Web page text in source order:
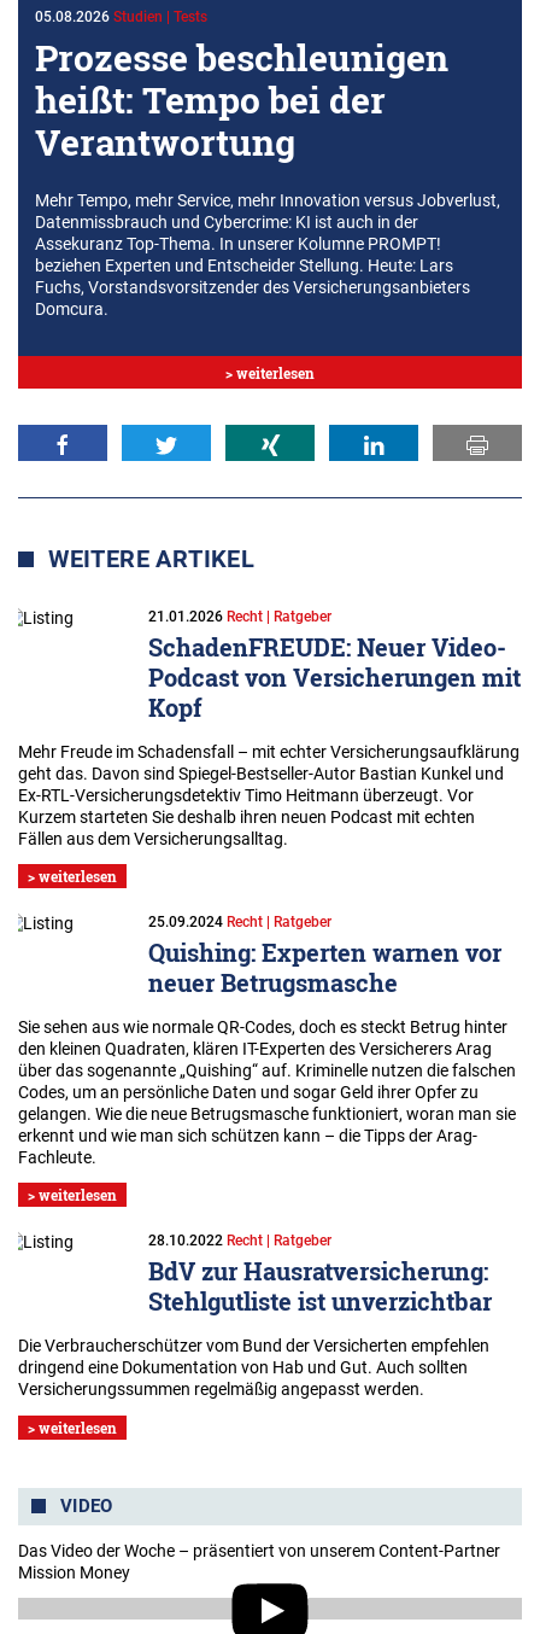
05.08.2026 Studien | Tests
Prozesse beschleunigen
heißt: Tempo bei der
Verantwortung
Mehr Tempo, mehr Service, mehr Innovation versus Jobverlust,
Datenmissbrauch und Cybercrime: KI ist auch in der
Assekuranz Top-Thema. In unserer Kolumne PROMPT!
beziehen Experten und Entscheider Stellung. Heute: Lars
Fuchs, Vorstandsvorsitzender des Versicherungsanbieters
Domcura.
> weiterlesen
WEITERE ARTIKEL
21.01.2026Recht | Ratgeber
SchadenFREUDE: Neuer Video-
Podcast von Versicherungen mit
Kopf
Mehr Freude im Schadensfall – mit echter Versicherungsaufklärung
geht das. Davon sind Spiegel-Bestseller-Autor Bastian Kunkel und
Ex-RTL-Versicherungsdetektiv Timo Heitmann überzeugt. Vor
Kurzem starteten Sie deshalb ihren neuen Podcast mit echten
Fällen aus dem Versicherungsalltag.
> weiterlesen
25.09.2024 Recht | Ratgeber
Quishing: Experten warnen vor
neuer Betrugsmasche
Sie sehen aus wie normale QR-Codes, doch es steckt Betrug hinter
den kleinen Quadraten, klären IT-Experten des Versicherers Arag
über das sogenannte „Quishing“ auf. Kriminelle nutzen die falschen
Codes, um an persönliche Daten und sogar Geld ihrer Opfer zu
gelangen. Wie die neue Betrugsmasche funktioniert, woran man sie
erkennt und wie man sich schützen kann – die Tipps der Arag-
Fachleute.
> weiterlesen
28.10.2022 Recht | Ratgeber
BdV zur Hausratversicherung:
Stehlgutliste ist unverzichtbar
Die Verbraucherschützer vom Bund der Versicherten empfehlen
dringend eine Dokumentation von Hab und Gut. Auch sollten
Versicherungssummen regelmäßig angepasst werden.
> weiterlesen
VIDEO
Das Video der Woche – präsentiert von unserem Content-Partner
Mission Money